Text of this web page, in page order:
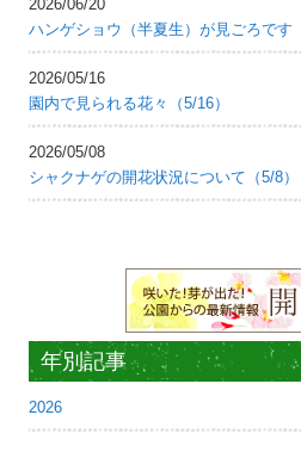
2026/06/20
ハンゲショウ（半夏生）が見ごろです
2026/05/16
園内で見られる花々（5/16）
2026/05/08
シャクナゲの開花状況について（5/8）
年別記事
2026